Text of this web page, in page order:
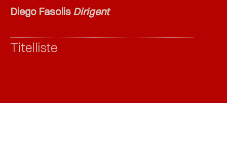
Diego Fasolis Dirigent
Titelliste